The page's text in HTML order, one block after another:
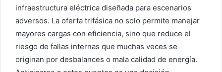
infraestructura eléctrica diseñada para escenarios
adversos. La oferta trifásica no solo permite manejar
mayores cargas con eficiencia, sino que reduce el
riesgo de fallas internas que muchas veces se
originan por desbalances o mala calidad de energía.